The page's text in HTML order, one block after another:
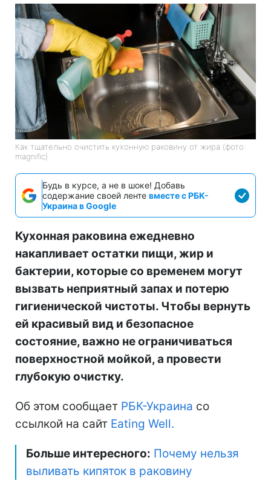
Как тщательно очистить кухонную раковину от жира (фото:
magnific)
Будь в курсе, а не в шоке! Добавь
содержание своей ленте вместе с РБК-
Украина в Google
Кухонная раковина ежедневно
накапливает остатки пищи, жир и
бактерии, которые со временем могут
вызвать неприятный запах и потерю
гигиенической чистоты. Чтобы вернуть
ей красивый вид и безопасное
состояние, важно не ограничиваться
поверхностной мойкой, а провести
глубокую очистку.
Об этом сообщает РБК-Украина со
ссылкой на сайт Eating Well.
Больше интересного: Почему нельзя
выливать кипяток в раковину